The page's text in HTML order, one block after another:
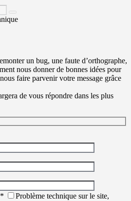
un bug, une faute d’orthographe,
nous donner de bonnes idées pour
faire parvenir votre message grâce
de vous répondre dans les plus
Problème technique sur le site,